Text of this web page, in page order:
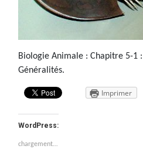
Biologie Animale : Chapitre 5-1
Généralités.
Imprimer
WordPress:
chargement…